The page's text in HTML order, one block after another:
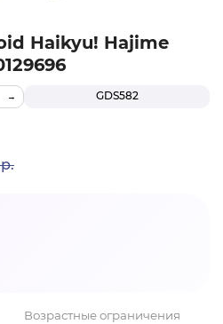
Haikyu! Hajime
GDS582
Возрастные ограничения